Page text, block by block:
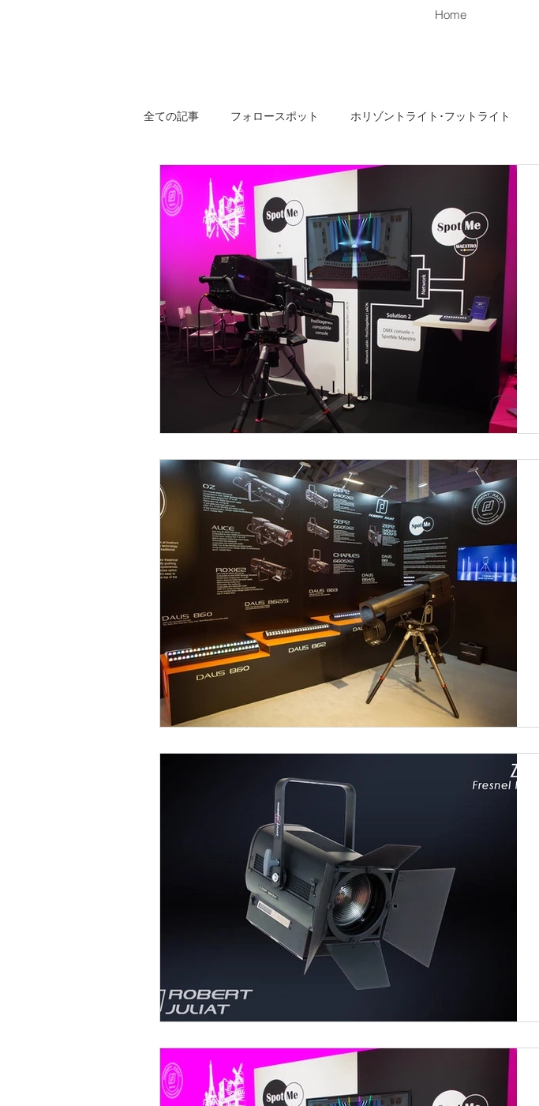
Home
全ての記事 フォロースポット ホリゾントライト･フットライト
プロファイルスポット SpotMe